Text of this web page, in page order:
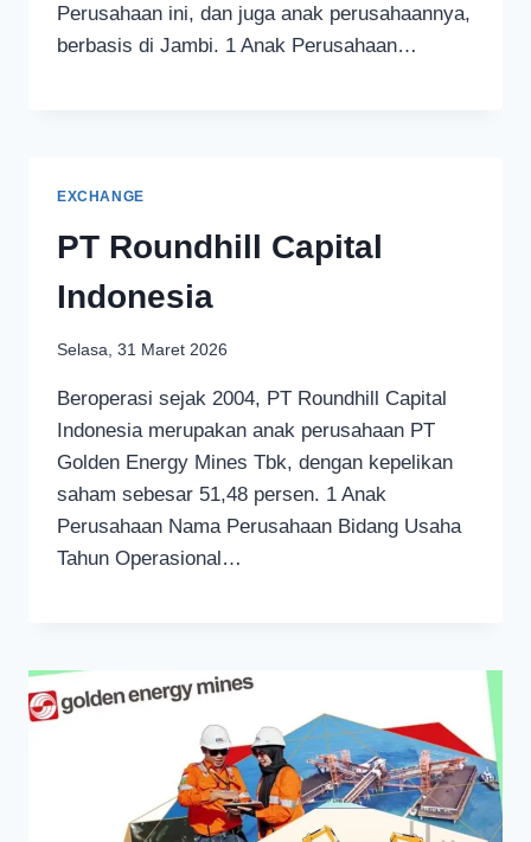
Perusahaan ini, dan juga anak perusahaannya,
berbasis di Jambi. 1 Anak Perusahaan…
EXCHANGE
PT Roundhill Capital
Indonesia
Selasa, 31 Maret 2026
Beroperasi sejak 2004, PT Roundhill Capital
Indonesia merupakan anak perusahaan PT
Golden Energy Mines Tbk, dengan kepelikan
saham sebesar 51,48 persen. 1 Anak
Perusahaan Nama Perusahaan Bidang Usaha
Tahun Operasional…